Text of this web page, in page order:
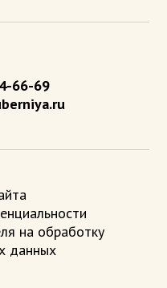
66-69
на обработку
данных